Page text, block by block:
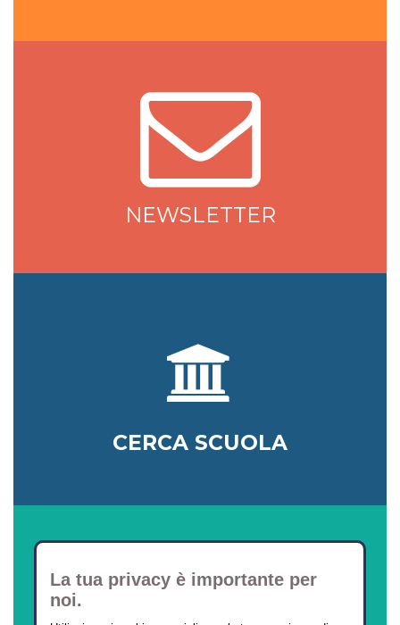
NEWSLETTER
CERCA SCUOLA
La tua privacy è importante per
noi.